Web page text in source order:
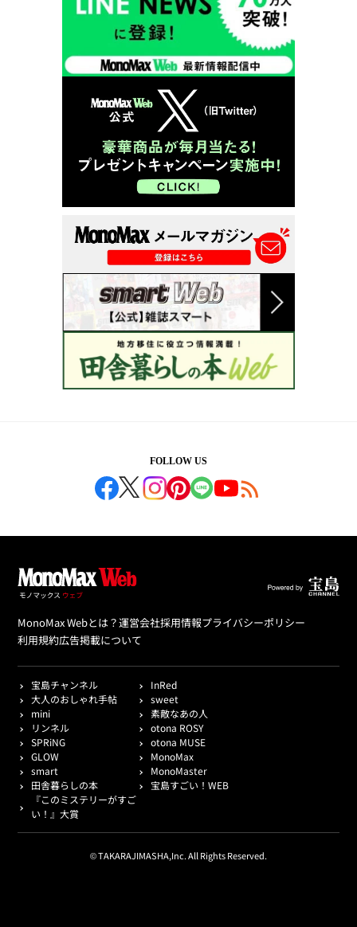
FOLLOW US
MonoMax Webとは？運営会社採用情報プライバシーポリシー
利用規約広告掲載について
宝島チャンネル
InRed
大人のおしゃれ手帖
sweet
mini
素敵なあの人
リンネル
otona ROSY
SPRiNG
otona MUSE
GLOW
MonoMax
smart
MonoMaster
田舎暮らしの本
宝島すごい！WEB
『このミステリーがすご
い！』大賞
© TAKARAJIMASHA,Inc. All Rights Reserved.